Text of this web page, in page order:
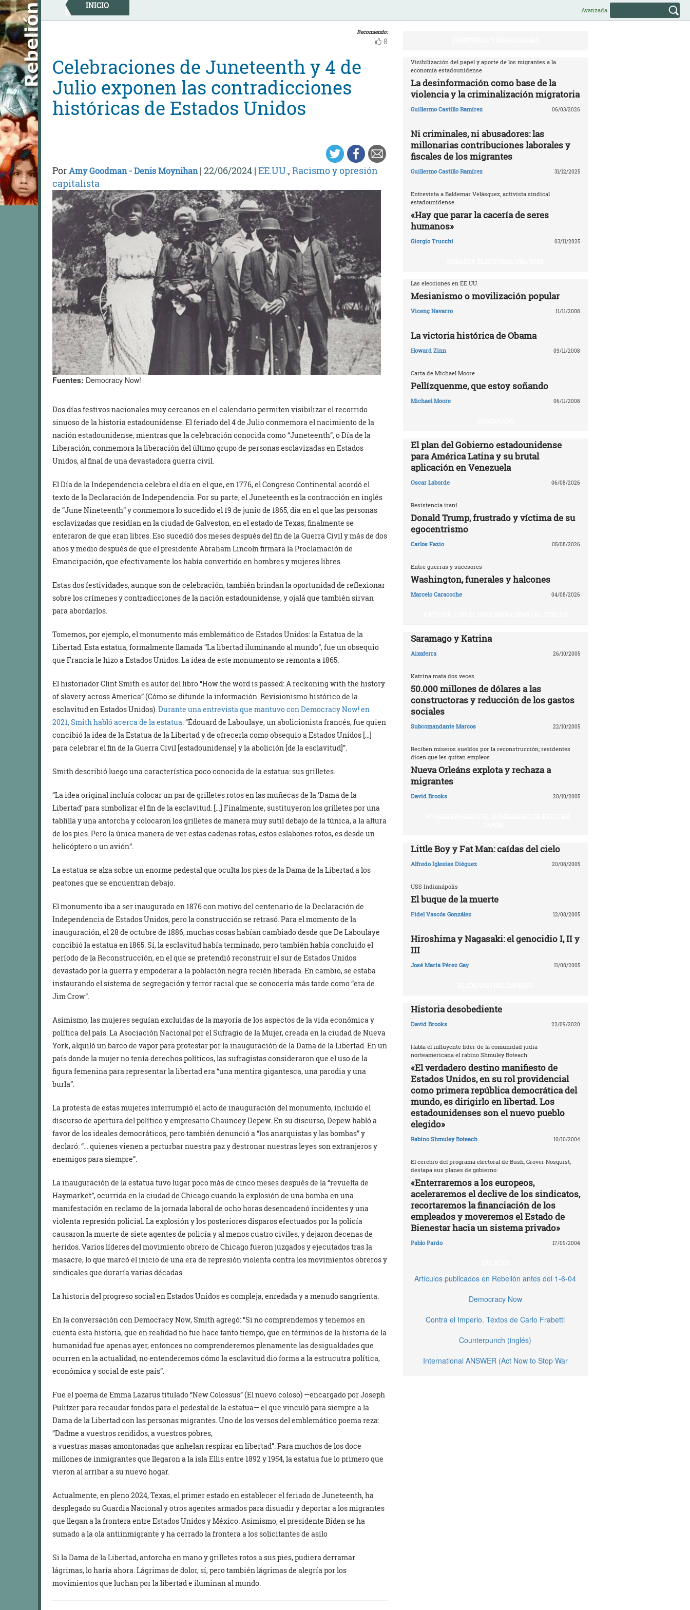
Skip
to
content
INICIO Avanzada
Recomiendo:
8
Celebraciones de Juneteenth y 4 de
Julio exponen las contradicciones
históricas de Estados Unidos
PorAmy Goodman - Denis Moynihan| 22/06/2024 | EE.UU., Racismo y opresión
capitalista
Fuentes: Democracy Now!
Dos días festivos nacionales muy cercanos en el calendario permiten visibilizar el recorrido
sinuoso de la historia estadounidense. El feriado del 4 de Julio conmemora el nacimiento de la
nación estadounidense, mientras que la celebración conocida como “Juneteenth”, o Día de la
Liberación, conmemora la liberación del último grupo de personas esclavizadas en Estados
Unidos, al final de una devastadora guerra civil.
El Día de la Independencia celebra el día en el que, en 1776, el Congreso Continental acordó el
texto de la Declaración de Independencia. Por su parte, el Juneteenth es la contracción en inglés
de “June Nineteenth” y conmemora lo sucedido el 19 de junio de 1865, día en el que las personas
esclavizadas que residían en la ciudad de Galveston, en el estado de Texas, finalmente se
enteraron de que eran libres. Eso sucedió dos meses después del fin de la Guerra Civil y más de dos
años y medio después de que el presidente Abraham Lincoln firmara la Proclamación de
Emancipación, que efectivamente los había convertido en hombres y mujeres libres.
Estas dos festividades, aunque son de celebración, también brindan la oportunidad de reflexionar
sobre los crímenes y contradicciones de la nación estadounidense, y ojalá que también sirvan
para abordarlos.
Tomemos, por ejemplo, el monumento más emblemático de Estados Unidos: la Estatua de la
Libertad. Esta estatua, formalmente llamada “La libertad iluminando al mundo”, fue un obsequio
que Francia le hizo a Estados Unidos. La idea de este monumento se remonta a 1865.
El historiador Clint Smith es autor del libro “How the word is passed: A reckoning with the history
of slavery across America” (Cómo se difunde la información. Revisionismo histórico de la
esclavitud en Estados Unidos).Durante una entrevista que mantuvo con Democracy Now! en
2021, Smith habló acerca de la estatua: “Édouard de Laboulaye, un abolicionista francés, fue quien
concibió la idea de la Estatua de la Libertad y de ofrecerla como obsequio a Estados Unidos […]
para celebrar el fin de la Guerra Civil [estadounidense] y la abolición [de la esclavitud]”.
Smith describió luego una característica poco conocida de la estatua: sus grilletes.
“La idea original incluía colocar un par de grilletes rotos en las muñecas de la ‘Dama de la
Libertad’ para simbolizar el fin de la esclavitud. […] Finalmente, sustituyeron los grilletes por una
tablilla y una antorcha y colocaron los grilletes de manera muy sutil debajo de la túnica, a la altura
de los pies. Pero la única manera de ver estas cadenas rotas, estos eslabones rotos, es desde un
helicóptero o un avión”.
La estatua se alza sobre un enorme pedestal que oculta los pies de la Dama de la Libertad a los
peatones que se encuentran debajo.
El monumento iba a ser inaugurado en 1876 con motivo del centenario de la Declaración de
Independencia de Estados Unidos, pero la construcción se retrasó. Para el momento de la
inauguración, el 28 de octubre de 1886, muchas cosas habían cambiado desde que De Laboulaye
concibió la estatua en 1865. Sí, la esclavitud había terminado, pero también había concluido el
período de la Reconstrucción, en el que se pretendió reconstruir el sur de Estados Unidos
devastado por la guerra y empoderar a la población negra recién liberada. En cambio, se estaba
instaurando el sistema de segregación y terror racial que se conocería más tarde como “era de
Jim Crow”.
Asimismo, las mujeres seguían excluidas de la mayoría de los aspectos de la vida económica y
política del país. La Asociación Nacional por el Sufragio de la Mujer, creada en la ciudad de Nueva
York, alquiló un barco de vapor para protestar por la inauguración de la Dama de la Libertad. En un
país donde la mujer no tenía derechos políticos, las sufragistas consideraron que el uso de la
figura femenina para representar la libertad era “una mentira gigantesca, una parodia y una
burla”.
La protesta de estas mujeres interrumpió el acto de inauguración del monumento, incluido el
discurso de apertura del político y empresario Chauncey Depew. En su discurso, Depew habló a
favor de los ideales democráticos, pero también denunció a “los anarquistas y las bombas” y
declaró: “… quienes vienen a perturbar nuestra paz y destronar nuestras leyes son extranjeros y
enemigos para siempre”.
La inauguración de la estatua tuvo lugar poco más de cinco meses después de la “revuelta de
Haymarket”, ocurrida en la ciudad de Chicago cuando la explosión de una bomba en una
manifestación en reclamo de la jornada laboral de ocho horas desencadenó incidentes y una
violenta represión policial. La explosión y los posteriores disparos efectuados por la policía
causaron la muerte de siete agentes de policía y al menos cuatro civiles, y dejaron decenas de
heridos. Varios líderes del movimiento obrero de Chicago fueron juzgados y ejecutados tras la
masacre, lo que marcó el inicio de una era de represión violenta contra los movimientos obreros y
sindicales que duraría varias décadas.
La historia del progreso social en Estados Unidos es compleja, enredada y a menudo sangrienta.
En la conversación con Democracy Now, Smith agregó: “Si no comprendemos y tenemos en
cuenta esta historia, que en realidad no fue hace tanto tiempo, que en términos de la historia de la
humanidad fue apenas ayer, entonces no comprenderemos plenamente las desigualdades que
ocurren en la actualidad, no entenderemos cómo la esclavitud dio forma a la estrucutra política,
económica y social de este país”.
Fue el poema de Emma Lazarus titulado “New Colossus” (El nuevo coloso) —encargado por Joseph
Pulitzer para recaudar fondos para el pedestal de la estatua— el que vinculó para siempre a la
Dama de la Libertad con las personas migrantes. Uno de los versos del emblemático poema reza:
“Dadme a vuestros rendidos, a vuestros pobres,
a vuestras masas amontonadas que anhelan respirar en libertad”. Para muchos de los doce
millones de inmigrantes que llegaron a la isla Ellis entre 1892 y 1954, la estatua fue lo primero que
vieron al arribar a su nuevo hogar.
Actualmente, en pleno 2024, Texas, el primer estado en establecer el feriado de Juneteenth, ha
desplegado su Guardia Nacional y otros agentes armados para disuadir y deportar a los migrantes
que llegan a la frontera entre Estados Unidos y México. Asimismo, el presidente Biden se ha
sumado a la ola antiinmigrante y ha cerrado la frontera a los solicitantes de asilo
Si la Dama de la Libertad, antorcha en mano y grilletes rotos a sus pies, pudiera derramar
lágrimas, lo haría ahora. Lágrimas de dolor, sí, pero también lágrimas de alegría por los
movimientos que luchan por la libertad e iluminan al mundo.
Visibilización del papel y aporte de los migrantes a la
economía estadounidense
La desinformación como base de la
violencia y la criminalización migratoria
Guillermo Castillo Ramírez 06/03/2026
Ni criminales, ni abusadores: las
millonarias contribuciones laborales y
fiscales de los migrantes
Guillermo Castillo Ramírez 31/12/2025
Entrevista a Baldemar Velásquez, activista sindical
estadounidense.
«Hay que parar la cacería de seres
humanos»
Giorgio Trucchi 03/11/2025
Las elecciones en EE.UU.
Mesianismo o movilización popular
Vicenç Navarro 11/11/2008
La victoria histórica de Obama
Howard Zinn 09/11/2008
Carta de Michael Moore
Pellízquenme, que estoy soñando
Michael Moore 06/11/2008
El plan del Gobierno estadounidense
para América Latina y su brutal
aplicación en Venezuela
Oscar Laborde 06/08/2026
Resistencia iraní
Donald Trump, frustrado y víctima de su
egocentrismo
Carlos Fazio 05/08/2026
Entre guerras y sucesores
Washington, funerales y halcones
Marcelo Caracoche 04/08/2026
Saramago y Katrina
Aixaferra 26/10/2005
Katrina mata dos veces
50.000 millones de dólares a las
constructoras y reducción de los gastos
sociales
Subcomandante Marcos 22/10/2005
Reciben míseros sueldos por la reconstrucción; residentes
dicen que les quitan empleos
Nueva Orleáns explota y rechaza a
migrantes
David Brooks 20/10/2005
Little Boy y Fat Man: caídas del cielo
Alfredo Iglesias Diéguez 20/08/2005
USS Indianápolis
El buque de la muerte
Fidel Vascós González 12/08/2005
Hiroshima y Nagasaki: el genocidio I, II y
III
José María Pérez Gay 11/08/2005
Historia desobediente
David Brooks 22/09/2020
Habla el influyente líder de la comunidad judía
norteamericana el rabino Shmuley Boteach:
«El verdadero destino manifiesto de
Estados Unidos, en su rol providencial
como primera república democrática del
mundo, es dirigirlo en libertad. Los
estadounidenses son el nuevo pueblo
elegido»
Rabino Shmuley Boteach 10/10/2004
El cerebro del programa electoral de Bush, Grover Nosquist,
destapa sus planes de gobierno:
«Enterraremos a los europeos,
aceleraremos el declive de los sindicatos,
recortaremos la financiación de los
empleados y moveremos el Estado de
Bienestar hacia un sistema privado»
Pablo Pardo 17/09/2004
Artículos publicados en Rebelión antes del 1-6-04
Democracy Now
Contra el Imperio. Textos de Carlo Frabetti
Counterpunch (inglés)
International ANSWER (Act Now to Stop War